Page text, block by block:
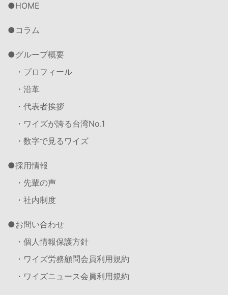
HOME
コラム
グループ概要
・プロフィール
・沿革
・代表者挨拶
・ワイズが誇る台湾No.1
・数字で見るワイズ
採用情報
・先輩の声
・社内制度
お問い合わせ
・個人情報保護方針
・ワイズ労務顧問会員利用規約
・ワイズニュース会員利用規約